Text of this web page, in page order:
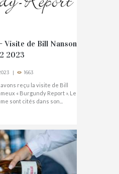
Visite de Bill Nanson
2023
1663
reçu la visite de Bill
« Burgundy Report ». Le
sont cités dans son...